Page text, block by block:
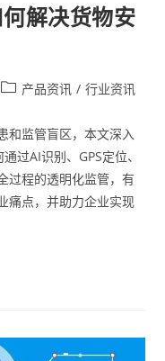
解决货物安
产品资讯 / 行业资讯
和监管盲区，本文深入
过AI识别、GPS定位、
过程的透明化监管，有
痛点，并助力企业实现